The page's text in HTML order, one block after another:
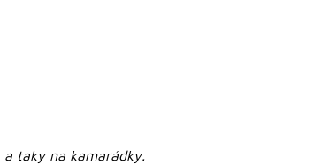
a taky na kamarádky.